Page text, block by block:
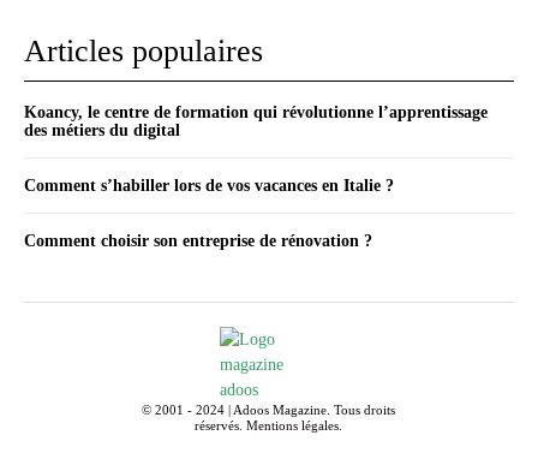
Articles populaires
Koancy, le centre de formation qui révolutionne l’apprentissage
des métiers du digital
Comment s’habiller lors de vos vacances en Italie ?
Comment choisir son entreprise de rénovation ?
© 2001 - 2024 | Adoos Magazine. Tous droits
réservés.Mentions légales